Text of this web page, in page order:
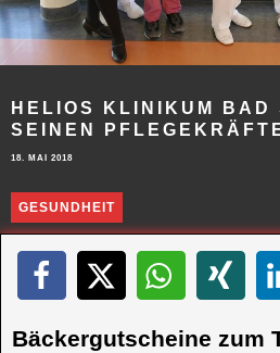
HELIOS KLINIKUM BAD
SEINEN
18. MAI 2018
GESUNDHEIT
Bäckergutscheine zum